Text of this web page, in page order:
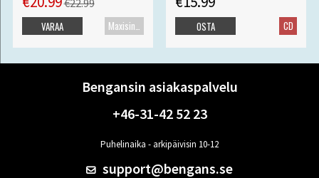
€22.99
Maxisingle
VARAA CD
OSTA
Bengansin asiakaspalvelu
+46-31-42 52 23
Puhelinaika - arkipäivisin 10-12
support@bengans.se